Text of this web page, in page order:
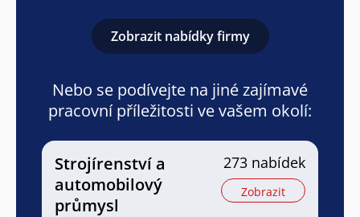
Zobrazit nabídky firmy
Nebo se podívejte na jiné zajímavé
pracovní příležitosti ve vašem okolí:
Strojírenství a
automobilový
průmysl
273 nabídek
Zobrazit